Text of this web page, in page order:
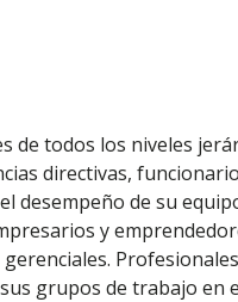
de todos los niveles
directivas,
desempeño de su
y
grupos de trabajo en